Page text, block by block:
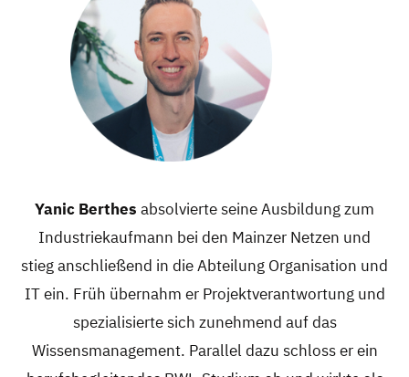
Yanic Berthes absolvierte seine Ausbildung zum
Industriekaufmann bei den Mainzer Netzen und
stieg anschließend in die Abteilung Organisation und
IT ein. Früh übernahm er Projektverantwortung und
spezialisierte sich zunehmend auf das
Wissensmanagement. Parallel dazu schloss er ein